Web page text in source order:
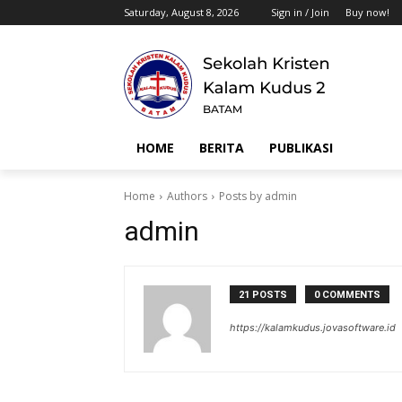
Saturday, August 8, 2026 Sign in / Join Buy now!
HOME BERITA PUBLIKASI
Home Authors Posts by admin
admin
21 POSTS 0 COMMENTS
https://kalamkudus.jovasoftware.id